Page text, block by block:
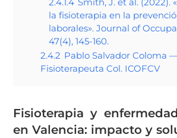
la fisioterapia en la
laborales». Journal of
47(4), 145-160.
2.4.2 Pablo Salvador Coloma
Fisioterapeuta Col. ICOFCV
Fisioterapia y
en Valencia: impacto y